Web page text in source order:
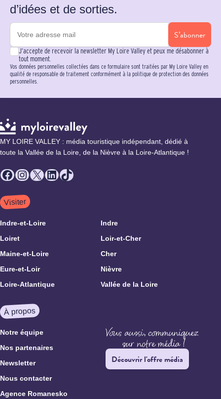
d’idées et de sorties.
S’abonner
J’accepte de recevoir la newsletter My Loire Valley et peux me désabonner à
tout moment.
Vos données personnelles collectées dans ce formulaire sont traitées par My Loire Valley en
qualité de responsable de traitement conformément à la politique de protection des données
personnelles.
MY LOIRE VALLEY : média touristique indépendant, dédié à
toute la Vallée de la Loire, de la Nièvre à la Loire-Atlantique !
Facebook
Instagram
X LinkedIn
TikTok
Visiter
Indre-et-Loire
Indre
Loiret
Loir-et-Cher
Maine-et-Loire
Cher
Eure-et-Loir
Nièvre
Loire-Atlantique
Vallée de la Loire
À propos
Notre équipe
Nos partenaires
Newsletter
Nous contacter
Agence Romanesko
Découvrir l'offre média